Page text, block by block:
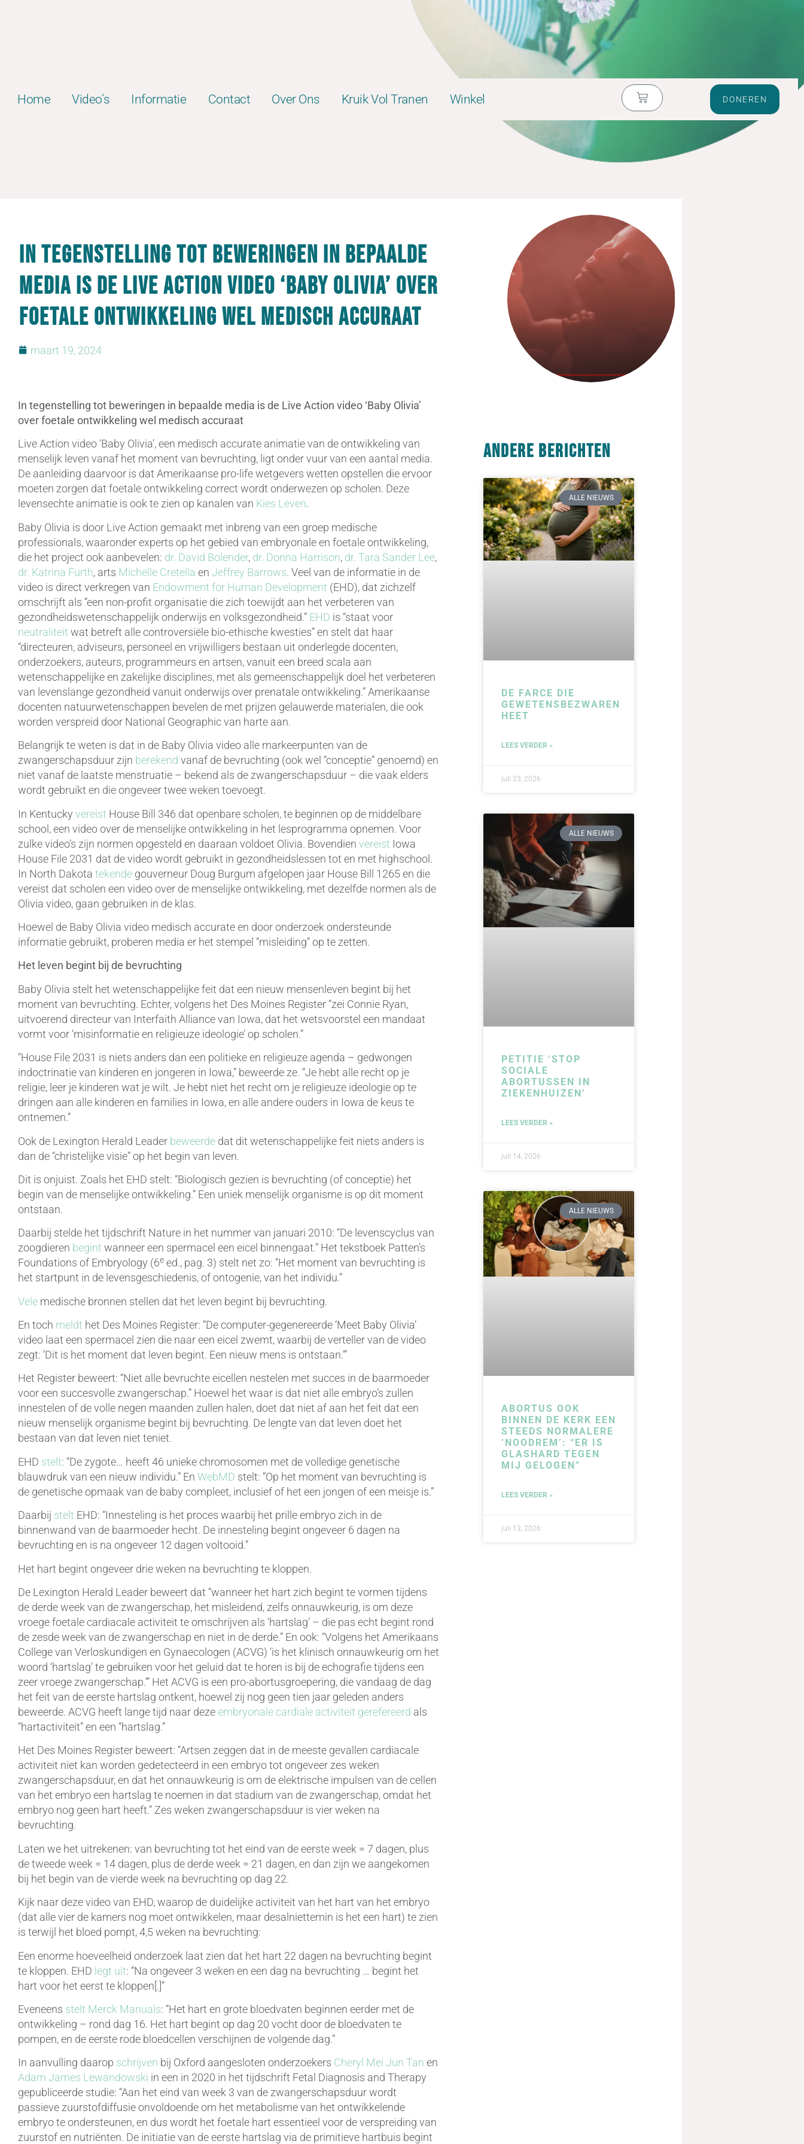
Home Video’s Informatie Contact Over Ons Kruik Vol Tranen Winkel DONEREN
In tegenstelling tot beweringen in bepaalde
media is de Live Action video ‘Baby Olivia’ over
foetale ontwikkeling wel medisch accuraat
maart 19, 2024
In tegenstelling tot beweringen in bepaalde media is de Live Action video ‘Baby Olivia’
over foetale ontwikkeling wel medisch accuraat
Live Action video ‘Baby Olivia’, een medisch accurate animatie van de ontwikkeling van
menselijk leven vanaf het moment van bevruchting, ligt onder vuur van een aantal media.
De aanleiding daarvoor is dat Amerikaanse pro-life wetgevers wetten opstellen die ervoor
moeten zorgen dat foetale ontwikkeling correct wordt onderwezen op scholen. Deze
levensechte animatie is ook te zien op kanalen van Kies Leven.
Baby Olivia is door Live Action gemaakt met inbreng van een groep medische
professionals, waaronder experts op het gebied van embryonale en foetale ontwikkeling,
die het project ook aanbevelen: dr. David Bolender, dr. Donna Harrison, dr. Tara Sander Lee,
dr. Katrina Furth, arts Michelle Cretella en Jeffrey Barrows. Veel van de informatie in de
video is direct verkregen van Endowment for Human Development (EHD), dat zichzelf
omschrijft als “een non-profit organisatie die zich toewijdt aan het verbeteren van
gezondheidswetenschappelijk onderwijs en volksgezondheid.” EHD is “staat voor
neutraliteit wat betreft alle controversiële bio-ethische kwesties” en stelt dat haar
“directeuren, adviseurs, personeel en vrijwilligers bestaan uit onderlegde docenten,
onderzoekers, auteurs, programmeurs en artsen, vanuit een breed scala aan
wetenschappelijke en zakelijke disciplines, met als gemeenschappelijk doel het verbeteren
van levenslange gezondheid vanuit onderwijs over prenatale ontwikkeling.” Amerikaanse
docenten natuurwetenschappen bevelen de met prijzen gelauwerde materialen, die ook
worden verspreid door National Geographic van harte aan.
Belangrijk te weten is dat in de Baby Olivia video alle markeerpunten van de
zwangerschapsduur zijn berekend vanaf de bevruchting (ook wel “conceptie” genoemd) en
niet vanaf de laatste menstruatie – bekend als de zwangerschapsduur – die vaak elders
wordt gebruikt en die ongeveer twee weken toevoegt.
In Kentucky vereist House Bill 346 dat openbare scholen, te beginnen op de middelbare
school, een video over de menselijke ontwikkeling in het lesprogramma opnemen. Voor
zulke video’s zijn normen opgesteld en daaraan voldoet Olivia. Bovendien vereist Iowa
House File 2031 dat de video wordt gebruikt in gezondheidslessen tot en met highschool.
In North Dakota tekende gouverneur Doug Burgum afgelopen jaar House Bill 1265 en die
vereist dat scholen een video over de menselijke ontwikkeling, met dezelfde normen als de
Olivia video, gaan gebruiken in de klas.
Hoewel de Baby Olivia video medisch accurate en door onderzoek ondersteunde
informatie gebruikt, proberen media er het stempel “misleiding” op te zetten.
Het leven begint bij de bevruchting
Baby Olivia stelt het wetenschappelijke feit dat een nieuw mensenleven begint bij het
moment van bevruchting. Echter, volgens het Des Moines Register “zei Connie Ryan,
uitvoerend directeur van Interfaith Alliance van Iowa, dat het wetsvoorstel een mandaat
vormt voor ‘misinformatie en religieuze ideologie’ op scholen.”
“House File 2031 is niets anders dan een politieke en religieuze agenda – gedwongen
indoctrinatie van kinderen en jongeren in Iowa,” beweerde ze. “Je hebt alle recht op je
religie, leer je kinderen wat je wilt. Je hebt niet het recht om je religieuze ideologie op te
dringen aan alle kinderen en families in Iowa, en alle andere ouders in Iowa de keus te
ontnemen.”
Ook de Lexington Herald Leader beweerde dat dit wetenschappelijke feit niets anders is
dan de “christelijke visie” op het begin van leven.
Dit is onjuist. Zoals het EHD stelt: “Biologisch gezien is bevruchting (of conceptie) het
begin van de menselijke ontwikkeling.” Een uniek menselijk organisme is op dit moment
ontstaan.
Daarbij stelde het tijdschrift Nature in het nummer van januari 2010: “De levenscyclus van
zoogdieren begint wanneer een spermacel een eicel binnengaat.” Het tekstboek Patten’s
Foundations of Embryology (6e ed., pag. 3) stelt net zo: “Het moment van bevruchting is
het startpunt in de levensgeschiedenis, of ontogenie, van het individu.”
Vele medische bronnen stellen dat het leven begint bij bevruchting.
En toch meldt het Des Moines Register: “De computer-gegenereerde ‘Meet Baby Olivia’
video laat een spermacel zien die naar een eicel zwemt, waarbij de verteller van de video
zegt: ‘Dit is het moment dat leven begint. Een nieuw mens is ontstaan.’”
Het Register beweert: “Niet alle bevruchte eicellen nestelen met succes in de baarmoeder
voor een succesvolle zwangerschap.” Hoewel het waar is dat niet alle embryo’s zullen
innestelen of de volle negen maanden zullen halen, doet dat niet af aan het feit dat een
nieuw menselijk organisme begint bij bevruchting. De lengte van dat leven doet het
bestaan van dat leven niet teniet.
EHD stelt: “De zygote… heeft 46 unieke chromosomen met de volledige genetische
blauwdruk van een nieuw individu.” En WebMD stelt: “Op het moment van bevruchting is
de genetische opmaak van de baby compleet, inclusief of het een jongen of een meisje is.”
Daarbij stelt EHD: “Innesteling is het proces waarbij het prille embryo zich in de
binnenwand van de baarmoeder hecht. De innesteling begint ongeveer 6 dagen na
bevruchting en is na ongeveer 12 dagen voltooid.”
Het hart begint ongeveer drie weken na bevruchting te kloppen.
De Lexington Herald Leader beweert dat “wanneer het hart zich begint te vormen tijdens
de derde week van de zwangerschap, het misleidend, zelfs onnauwkeurig, is om deze
vroege foetale cardiacale activiteit te omschrijven als ‘hartslag’ – die pas echt begint rond
de zesde week van de zwangerschap en niet in de derde.” En ook: “Volgens het Amerikaans
College van Verloskundigen en Gynaecologen (ACVG) ‘is het klinisch onnauwkeurig om het
woord ‘hartslag’ te gebruiken voor het geluid dat te horen is bij de echografie tijdens een
zeer vroege zwangerschap.’” Het ACVG is een pro-abortusgroepering, die vandaag de dag
het feit van de eerste hartslag ontkent, hoewel zij nog geen tien jaar geleden anders
beweerde. ACVG heeft lange tijd naar deze embryonale cardiale activiteit gerefereerd als
“hartactiviteit” en een “hartslag.”
Het Des Moines Register beweert: “Artsen zeggen dat in de meeste gevallen cardiacale
activiteit niet kan worden gedetecteerd in een embryo tot ongeveer zes weken
zwangerschapsduur, en dat het onnauwkeurig is om de elektrische impulsen van de cellen
van het embryo een hartslag te noemen in dat stadium van de zwangerschap, omdat het
embryo nog geen hart heeft.” Zes weken zwangerschapsduur is vier weken na
bevruchting.
Laten we het uitrekenen: van bevruchting tot het eind van de eerste week = 7 dagen, plus
de tweede week = 14 dagen, plus de derde week = 21 dagen, en dan zijn we aangekomen
bij het begin van de vierde week na bevruchting op dag 22.
Kijk naar deze video van EHD, waarop de duidelijke activiteit van het hart van het embryo
(dat alle vier de kamers nog moet ontwikkelen, maar desalniettemin is het een hart) te zien
is terwijl het bloed pompt, 4,5 weken na bevruchting:
Een enorme hoeveelheid onderzoek laat zien dat het hart 22 dagen na bevruchting begint
te kloppen. EHD legt uit: “Na ongeveer 3 weken en een dag na bevruchting … begint het
hart voor het eerst te kloppen[.]”
Eveneens stelt Merck Manuals: “Het hart en grote bloedvaten beginnen eerder met de
ontwikkeling – rond dag 16. Het hart begint op dag 20 vocht door de bloedvaten te
pompen, en de eerste rode bloedcellen verschijnen de volgende dag.”
In aanvulling daarop schrijven bij Oxford aangesloten onderzoekers Cheryl Mei Jun Tan en
Adam James Lewandowski in een in 2020 in het tijdschrift Fetal Diagnosis and Therapy
gepubliceerde studie: “Aan het eind van week 3 van de zwangerschapsduur wordt
passieve zuurstofdiffusie onvoldoende om het metabolisme van het ontwikkelende
embryo te ondersteunen, en dus wordt het foetale hart essentieel voor de verspreiding van
zuurstof en nutriënten. De initiatie van de eerste hartslag via de primitieve hartbuis begint
Andere berichten
ALLE NIEUWS
DE FARCE DIE
GEWETENSBEZWAREN
HEET
LEES VERDER »
juli 23, 2026
ALLE NIEUWS
PETITIE ‘STOP
SOCIALE
ABORTUSSEN IN
ZIEKENHUIZEN’
LEES VERDER »
juli 14, 2026
ALLE NIEUWS
ABORTUS OOK
BINNEN DE KERK EEN
STEEDS NORMALERE
‘NOODREM’: “ER IS
GLASHARD TEGEN
MIJ GELOGEN”
LEES VERDER »
juli 13, 2026